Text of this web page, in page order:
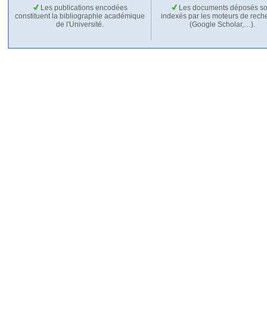
Les publications encodées
constituent la bibliographie académique
de l'Université.
Les documents déposés
indexés par les moteurs de
(Google Scholar,…).